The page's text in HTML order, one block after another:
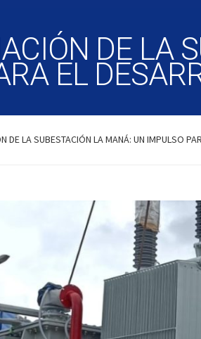
DE LA
EL
DE LA SUBESTACIÓN LA MANÁ: UN IMPULSO